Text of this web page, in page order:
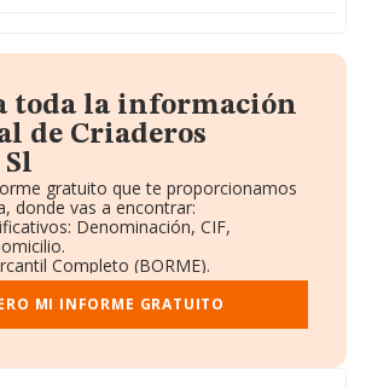
toda la información
de Criaderos
gratuito que te proporcionamos
donde vas a encontrar:
Denominación, CIF,
Completo (BORME).
Ventas y Empleados.
Administración y Administradores.
MI INFORME GRATUITO